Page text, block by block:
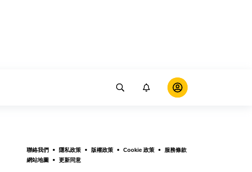
聯絡我們 隱私政策 版權政策 Cookie 政策
服務條款
網站地圖
更新同意